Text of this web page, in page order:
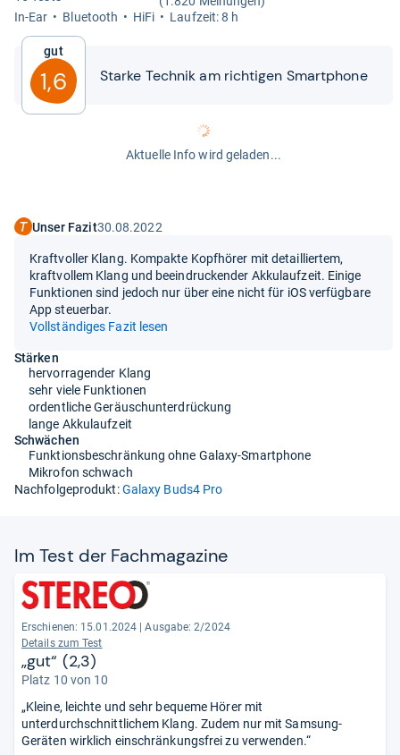
In-​Ear
Blue­tooth HiFi Lauf­zeit: 8 h
Gut
1,6 Starke Tech­nik am rich­ti­gen Smart­phone
Aktuelle Info wird geladen...
Unser Fazit30.08.2022
Kraftvoller Klang. Kompakte Kopfhörer mit detailliertem,
kraftvollem Klang und beeindruckender Akkulaufzeit. Einige
Funktionen sind jedoch nur über eine nicht für iOS verfügbare
App steuerbar.
Vollständiges Fazit lesen
Stärken
hervorragender Klang
sehr viele Funktionen
ordentliche Geräuschunterdrückung
lange Akkulaufzeit
Schwächen
Funktionsbeschränkung ohne Galaxy-Smartphone
Mikrofon schwach
Nachfolgeprodukt:Galaxy Buds4 Pro
Im Test der Fach­ma­ga­zine
Erschienen: 15.01.2024 | Ausgabe: 2/2024
Details zum Test
„gut“ (2,3)
Platz 10 von 10
„Kleine, leichte und sehr bequeme Hörer mit
unterdurchschnittlichem Klang. Zudem nur mit Samsung-
Geräten wirklich einschränkungsfrei zu verwenden.“